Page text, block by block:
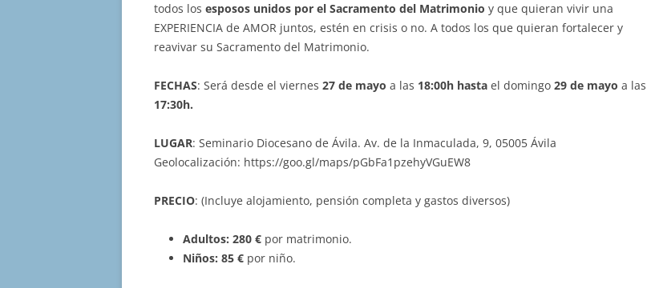
todos los esposos unidos por el Sacramento del Matrimonio y que quieran vivir una
EXPERIENCIA de AMOR juntos, estén en crisis o no. A todos los que quieran fortalecer y
reavivar su Sacramento del Matrimonio.
FECHAS: Será desde el viernes 27 de mayo a las 18:00h hasta el domingo 29 de mayo a las
17:30h.
LUGAR: Seminario Diocesano de Ávila. Av. de la Inmaculada, 9, 05005 Ávila
Geolocalización: https://goo.gl/maps/pGbFa1pzehyVGuEW8
PRECIO: (Incluye alojamiento, pensión completa y gastos diversos)
Adultos: 280 € por matrimonio.
Niños: 85 € por niño.